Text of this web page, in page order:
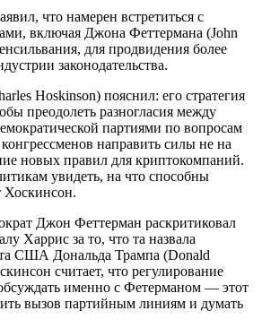
что намерен встретиться с
включая Джона Феттермана (John
для продвидения более
законодательства.
Hoskinson) пояснил: его стратегия
преодолеть разногласия между
партиями по вопросам
направить силы не на
новых правил для криптокомпаний.
увидеть, на что способны
Хоскинсон.
Джон Феттерман раскритиковал
Харрис за то, что та назвала
США Дональда Трампа (Donald
считает, что регулирование
именно с Фетерманом — этот
вызов партийным линиям и думать